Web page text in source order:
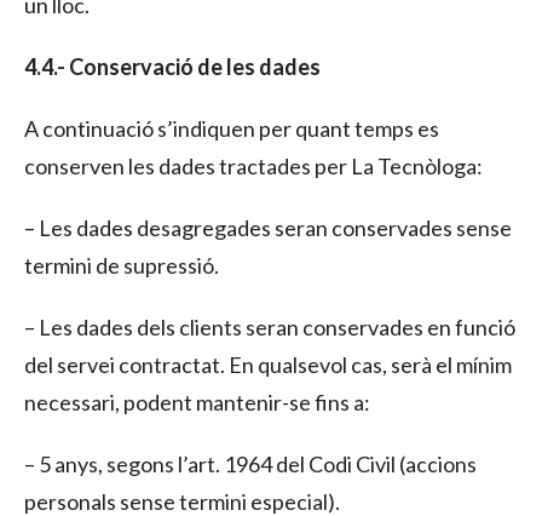
4.4.- Conservació de les dades
A continuació s’indiquen per quant temps es
conserven les dades tractades per La Tecnòloga:
– Les dades desagregades seran conservades sense
termini de supressió.
– Les dades dels clients seran conservades en funció
del servei contractat. En qualsevol cas, serà el mínim
necessari, podent mantenir-se fins a:
– 5 anys, segons l’art. 1964 del Codi Civil (accions
personals sense termini especial).